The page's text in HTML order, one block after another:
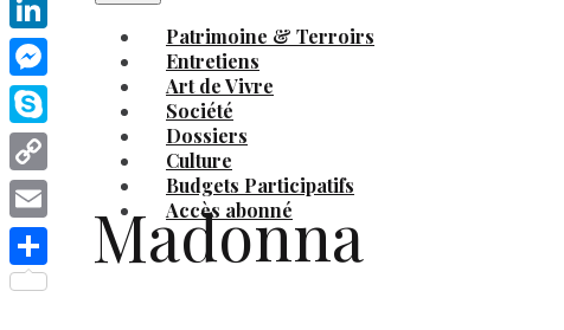
Patrimoine & Terroirs
Entretiens
Art de Vivre
Société
Dossiers
Culture
Budgets Participatifs
Accès abonné
Madonna
LinkedIn
Messenger
Skype
Copy
Link
Email
Share